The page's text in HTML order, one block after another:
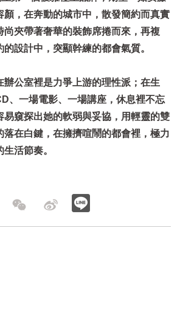
顏，在奔動的城市中，散發簡約而真實
尚夾帶著奢華的裝飾席捲而來，再複
設計中，突顯幹練的都會氣質。
辦公室裡是力爭上游的理性派；在生
、一場電影、一場講座，休息裡不忘
易窺探出她的軟弱與妥協，用輕靈的雙
落在白鍵，在擁擠喧鬧的都會裡，極力
活節奏。